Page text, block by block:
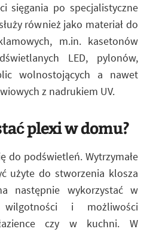
sięgania po specjalistyczne
również jako materiał do
m.in. kasetonów
LED, pylonów,
wolnostojących a nawet
z nadrukiem UV.
plexi w domu?
do podświetleń. Wytrzymałe
użyte do stworzenia klosza
następnie wykorzystać w
i możliwości
czy w kuchni. W